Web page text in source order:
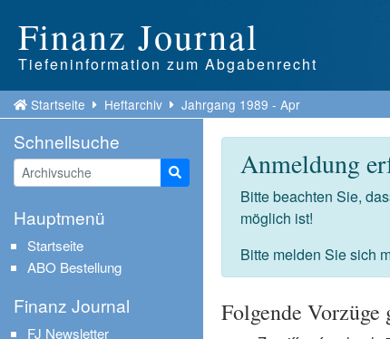
Finanz Journal
Tiefeninformation zum Abgabenrecht
Startseite Heftarchiv Jahrgang 1989 - Apr
Anmeldung
Bitte beachten Sie,
möglich ist!
Bitte melden Sie sich
Folgende
Schnellsuche
Suche starten
Hauptmenü
Startseite
ABO Bestellung
Finanz Journal
FJ Newsletter